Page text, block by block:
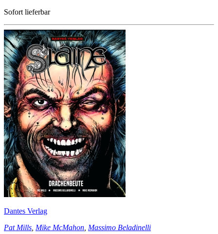
Sofort lieferbar
Dantes Verlag
Pat Mills Mike McMahon Massimo Beladinelli